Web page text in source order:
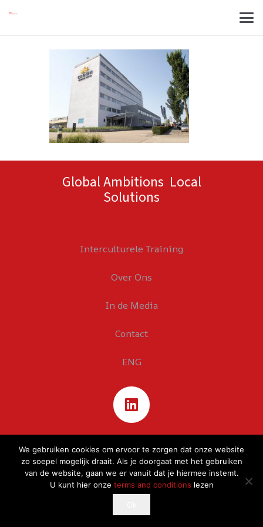
Global Ambitions Local
Solutions
Interculturele Training
Over Ons
In de Media
Contact
ENG
If you continue to use this site, you agree with it.
We gebruiken cookies om ervoor te zorgen dat onze website
zo soepel mogelijk draait. Als je doorgaat met het gebruiken
van de website, gaan we er vanuit dat je hiermee instemt.
U kunt hier onze terms and conditions lezen